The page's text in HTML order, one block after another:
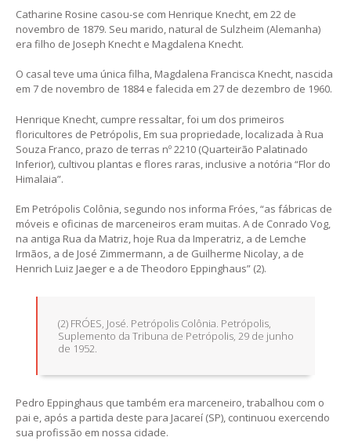
Catharine Rosine casou-se com Henrique Knecht, em 22 de
novembro de 1879. Seu marido, natural de Sulzheim (Alemanha)
era filho de Joseph Knecht e Magdalena Knecht.
O casal teve uma única filha, Magdalena Francisca Knecht, nascida
em 7 de novembro de 1884 e falecida em 27 de dezembro de 1960.
Henrique Knecht, cumpre ressaltar, foi um dos primeiros
floricultores de Petrópolis, Em sua propriedade, localizada à Rua
Souza Franco, prazo de terras nº 2210 (Quarteirão Palatinado
Inferior), cultivou plantas e flores raras, inclusive a notória “Flor do
Himalaia”.
Em Petrópolis Colônia, segundo nos informa Fróes, “as fábricas de
móveis e oficinas de marceneiros eram muitas. A de Conrado Vog,
na antiga Rua da Matriz, hoje Rua da Imperatriz, a de Lemche
Irmãos, a de José Zimmermann, a de Guilherme Nicolay, a de
Henrich Luiz Jaeger e a de Theodoro Eppinghaus” (2).
(2) FRÓES, José. Petrópolis Colônia. Petrópolis,
Suplemento da Tribuna de Petrópolis, 29 de junho
de 1952.
Pedro Eppinghaus que também era marceneiro, trabalhou com o
pai e, após a partida deste para Jacareí (SP), continuou exercendo
sua profissão em nossa cidade.